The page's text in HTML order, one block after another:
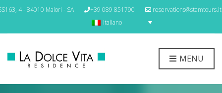
4 - 84010 Maiori - SA +39 089 851790
reservations@stamtours.it
Italiano
MENU